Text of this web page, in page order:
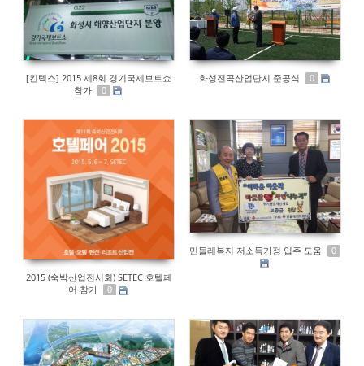
[킨텍스] 2015 제8회 경기국제보트쇼
참가
0
화성전곡산업단지 준공식 0
2015 (숙박산업전시회) SETEC 호텔페
어 참가
0
민들레복지 저소득가정 입주 도움 0